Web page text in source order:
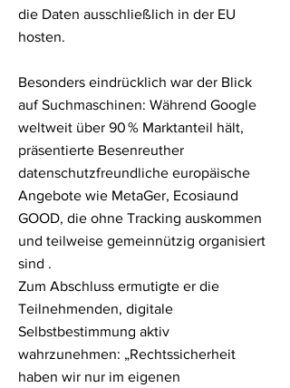
die Daten ausschließlich in der EU
hosten.
Besonders eindrücklich war der Blick
auf Suchmaschinen: Während Google
weltweit über 90 % Marktanteil hält,
präsentierte Besenreuther
datenschutzfreundliche europäische
Angebote wie MetaGer, Ecosiaund
GOOD, die ohne Tracking auskommen
und teilweise gemeinnützig organisiert
sind .
Zum Abschluss ermutigte er die
Teilnehmenden, digitale
Selbstbestimmung aktiv
wahrzunehmen: „Rechtssicherheit
haben wir nur im eigenen